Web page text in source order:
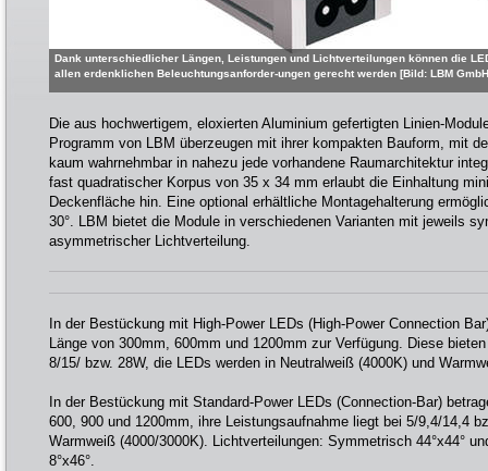
Dank unterschiedlicher Längen, Leistungen und Lichtverteilungen können die
allen erdenklichen Beleuchtungsanforder-ungen gerecht werden [Bild: LBM
Die aus hochwertigem, eloxierten Aluminium gefertigten Linien-
Programm von LBM überzeugen mit ihrer kompakten Bauform, mit
kaum wahrnehmbar in nahezu jede vorhandene Raumarchitektur
fast quadratischer Korpus von 35 x 34 mm erlaubt die Einhaltung
Deckenfläche hin. Eine optional erhältliche Montagehalterung
30°. LBM bietet die Module in verschiedenen Varianten mit jeweils
asymmetrischer Lichtverteilung.
In der Bestückung mit High-Power LEDs (High-Power Connection
Länge von 300mm, 600mm und 1200mm zur Verfügung. Diese
8/15/ bzw. 28W, die LEDs werden in Neutralweiß (4000K) und
In der Bestückung mit Standard-Power LEDs (Connection-Bar)
600, 900 und 1200mm, ihre Leistungsaufnahme liegt bei 5/9,4/14,4
Warmweiß (4000/3000K). Lichtverteilungen: Symmetrisch 44°x44°
8°x46°.